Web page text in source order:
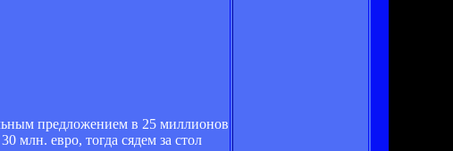
предложением в 25 миллионов
млн. евро, тогда сядем за стол